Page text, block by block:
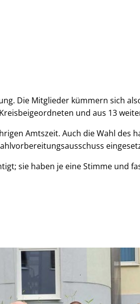
Die Mitglieder kümmern sich
und aus 13
Amtszeit. Auch die Wahl
sie haben je eine Stimme und